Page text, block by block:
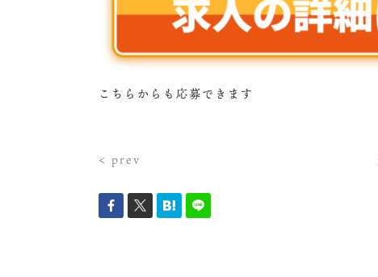
こちらからも応募できます
< prev